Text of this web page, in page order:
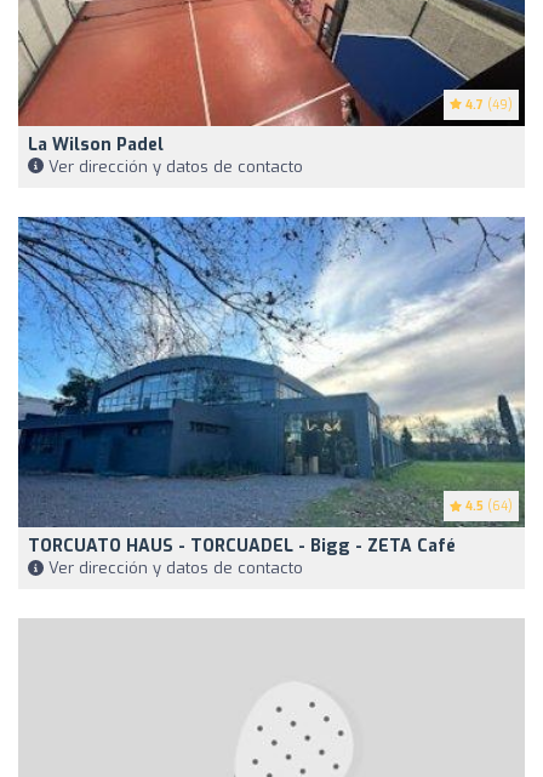
4.7 (49)
La Wilson Padel
Ver dirección y datos de contacto
4.5 (64)
TORCUATO HAUS - TORCUADEL - Bigg - ZETA Café
Ver dirección y datos de contacto